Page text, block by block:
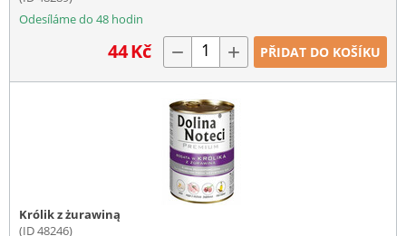
Odesíláme do 48 hodin
44Kč − + PŘIDAT DO KOŠÍKU
Królik z żurawiną
(ID 48246)